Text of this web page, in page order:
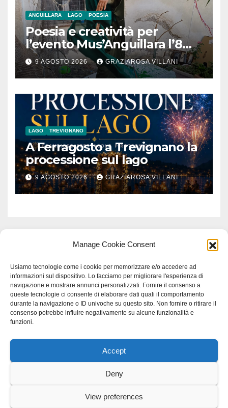
Manage Cookie Consent
Usiamo tecnologie come i cookie per memorizzare e/o accedere ad
informazioni sul dispositivo. Lo facciamo per migliorare l'esperienza di
navigazione e mostrare annunci personalizzati. Fornire il consenso a
queste tecnologie ci consente di elaborare dati quali il comportamento
durante la navigazione o ID univoche su questo sito. Non fornire o ritirare il
consenso potrebbe influire negativamente su alcune funzionalità e
funzioni.
Accept
Deny
View preferences
ANGUILLARA LAGO POESIA
Poesia e creatività per
l’evento Mus’Anguillara l’8
agosto 2026 al Museo
Contadino
9 AGOSTO 2026 GRAZIAROSA VILLANI
LAGO TREVIGNANO
A Ferragosto a Trevignano la
processione sul lago
9 AGOSTO 2026 GRAZIAROSA VILLANI
Proudly powered by WordPress|Tema: Newspaperex di
Scienza studio specialistico bracciano